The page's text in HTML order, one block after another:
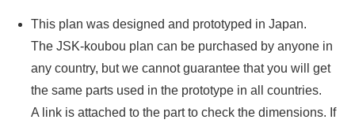
This plan was designed and prototyped in Japan.
The JSK-koubou plan can be purchased by anyone in
any country, but we cannot guarantee that you will get
the same parts used in the prototype in all countries.
A link is attached to the part to check the dimensions. If